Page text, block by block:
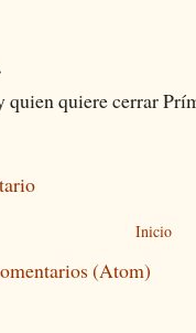
quien quiere cerrar
Inicio
(Atom)